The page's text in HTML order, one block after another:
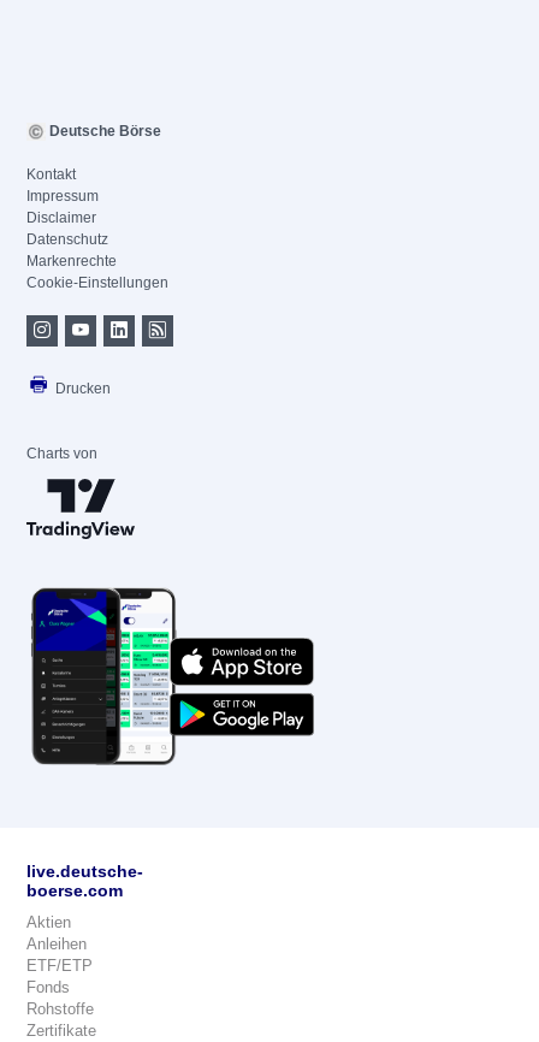
Deutsche Börse
Kontakt
Impressum
Disclaimer
Datenschutz
Markenrechte
Cookie-Einstellungen
Drucken
Charts von
live.deutsche-
boerse.com
Aktien
Anleihen
ETF/ETP
Fonds
Rohstoffe
Zertifikate